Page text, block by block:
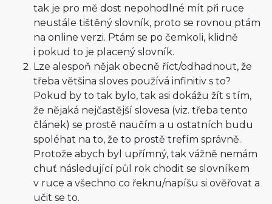
tak je pro mě dost nepohodlné mít při ruce
neustále tištěný slovník, proto se rovnou ptám
na online verzi. Ptám se po čemkoli, klidně
i pokud to je placený slovník.
Lze alespoň nějak obecně říct/odhadnout, že
třeba většina sloves používá infinitiv s to?
Pokud by to tak bylo, tak asi dokážu žít s tím,
že nějaká nejčastější slovesa (viz. třeba tento
článek) se prostě naučím a u ostatních budu
spoléhat na to, že to prostě trefím správně.
Protože abych byl upřímný, tak vážně nemám
chuť následující půl rok chodit se slovníkem
v ruce a všechno co řeknu/napíšu si ověřovat a
učit se to.